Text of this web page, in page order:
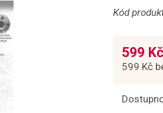
Kód
599
599 Kč